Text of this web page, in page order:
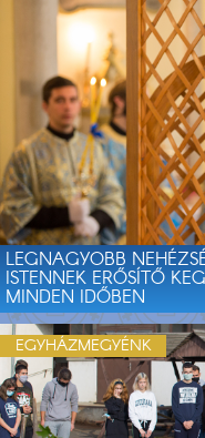
LEGNAGYOBB
ISTENNEK ERŐSÍTŐ
MINDEN IDŐBEN
EGYHÁZMEGYÉNK